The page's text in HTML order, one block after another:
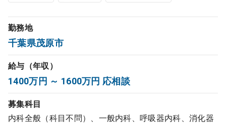
コンサルタント
成功事例
転職ノウハウ
勤務地
千葉県茂原市
給与（年収）
1400万円 ～ 1600万円 応相談
募集科目
内科全般（科目不問）、一般内科、呼吸器内科、消化器